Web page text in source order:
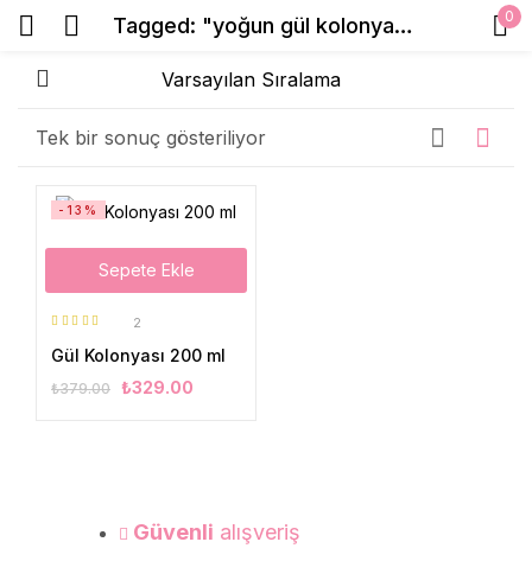
Tagged: "yoğun gül kolonyası" 0
Tek bir sonuç gösteriliyor
Sepete Ekle
-13%
5.00oy aldı
2
Gül Kolonyası 200 ml
₺379.00 ₺329.00
Güvenli alışveriş
Sign in
Beni Hatırla
Create an account